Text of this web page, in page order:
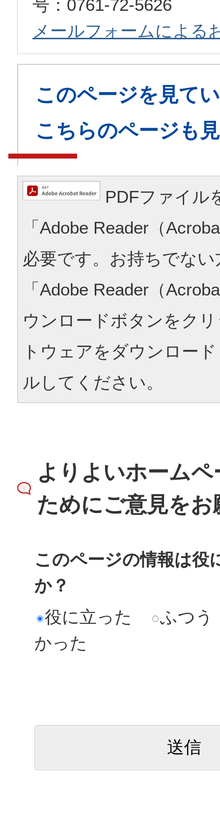
号：0761-72-5626
メールフォームによる
このページを見て
こちらのページも
PDFファイル
「Adobe Reader（
必要です。お持ちでな
「Adobe Reader（
ウンロードボタンをク
トウェアをダウンロー
ルしてください。
よりよいホーム
ためにご意見を
このページの情報は役
か？
役に立った
ふつう
かった